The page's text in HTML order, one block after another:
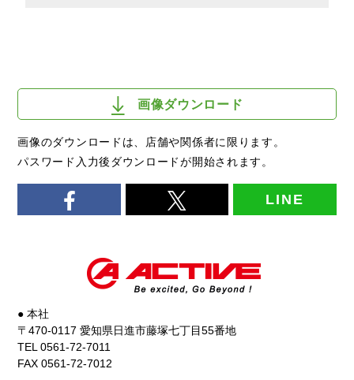
画像ダウンロード
画像のダウンロードは、店舗や関係者に限ります。
パスワード入力後ダウンロードが開始されます。
LINE
● 本社
〒470-0117 愛知県日進市藤塚七丁目55番地
TEL 0561-72-7011
FAX 0561-72-7012